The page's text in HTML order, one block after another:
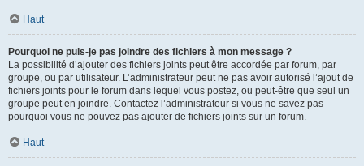
Haut
Pourquoi ne puis-je pas joindre des fichiers à mon message ?
La possibilité d’ajouter des fichiers joints peut être accordée par forum, par
groupe, ou par utilisateur. L’administrateur peut ne pas avoir autorisé l’ajout de
fichiers joints pour le forum dans lequel vous postez, ou peut-être que seul un
groupe peut en joindre. Contactez l’administrateur si vous ne savez pas
pourquoi vous ne pouvez pas ajouter de fichiers joints sur un forum.
Haut